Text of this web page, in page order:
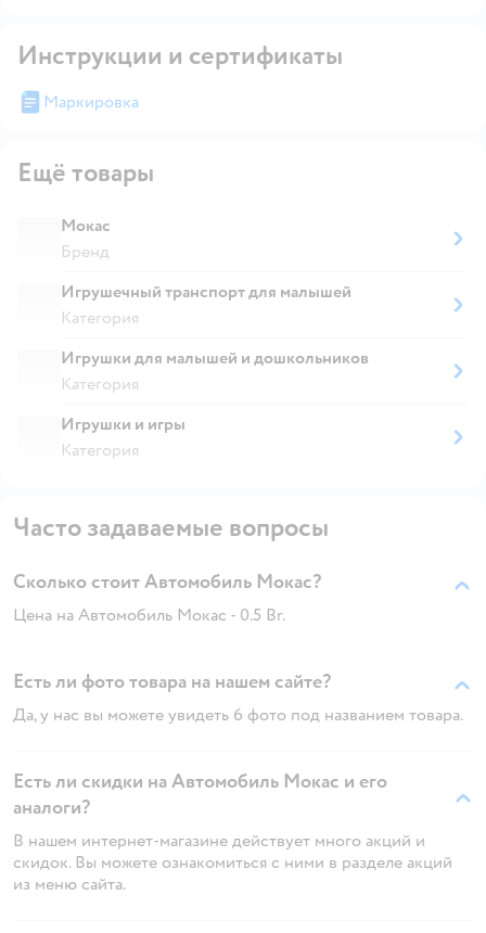
Инструкции и сертификаты
Маркировка
Ещё товары
Мокас
Бренд
Игрушечный транспорт для малышей
Категория
Игрушки для малышей и дошкольников
Категория
Игрушки и игры
Категория
Часто задаваемые вопросы
Сколько стоит Автомобиль Мокас?
Цена на Автомобиль Мокас - 0.5 Br.
Есть ли фото товара на нашем сайте?
Да, у нас вы можете увидеть 6 фото под названием товара.
Есть ли скидки на Автомобиль Мокас и его
аналоги?
В нашем интернет-магазине действует много акций и
скидок. Вы можете ознакомиться с ними в разделе акций
из меню сайта.